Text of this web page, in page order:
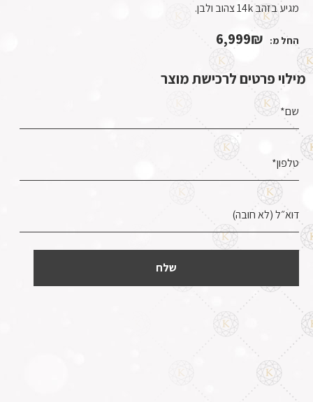
מגיע בזהב 14k צהוב ולבן.
החל מ: 6,999₪
מילוי פרטים לרכישת מוצר